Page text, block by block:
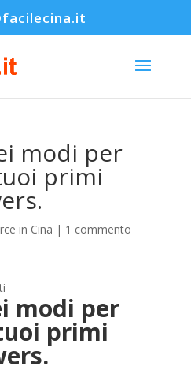
modi per
primi
in Cina | 1 commento
modi per
primi